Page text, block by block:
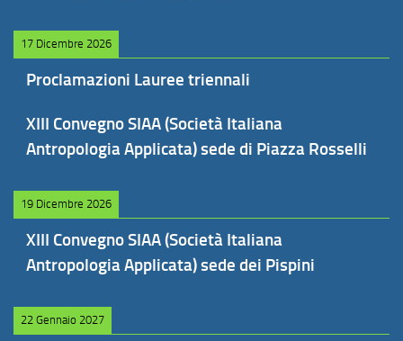
17 Dicembre 2026
Proclamazioni Lauree triennali
XIII Convegno SIAA (Società Italiana
Antropologia Applicata) sede di Piazza Rosselli
19 Dicembre 2026
XIII Convegno SIAA (Società Italiana
Antropologia Applicata) sede dei Pispini
22 Gennaio 2027